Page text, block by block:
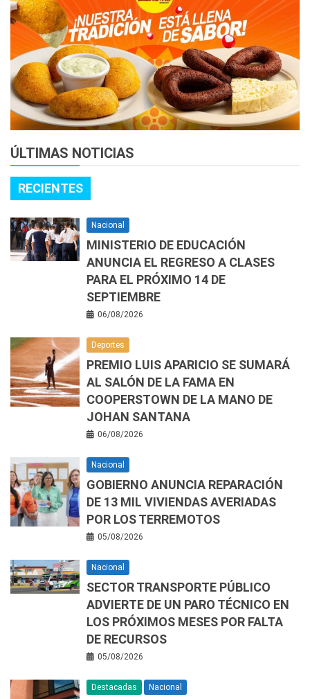
ÚLTIMAS NOTICIAS
RECIENTES
Nacional
MINISTERIO DE EDUCACIÓN
ANUNCIA EL REGRESO A CLASES
PARA EL PRÓXIMO 14 DE
SEPTIEMBRE
06/08/2026
Deportes
PREMIO LUIS APARICIO SE SUMARÁ
AL SALÓN DE LA FAMA EN
COOPERSTOWN DE LA MANO DE
JOHAN SANTANA
06/08/2026
Nacional
GOBIERNO ANUNCIA REPARACIÓN
DE 13 MIL VIVIENDAS AVERIADAS
POR LOS TERREMOTOS
05/08/2026
Nacional
SECTOR TRANSPORTE PÚBLICO
ADVIERTE DE UN PARO TÉCNICO EN
LOS PRÓXIMOS MESES POR FALTA
DE RECURSOS
05/08/2026
Destacadas Nacional